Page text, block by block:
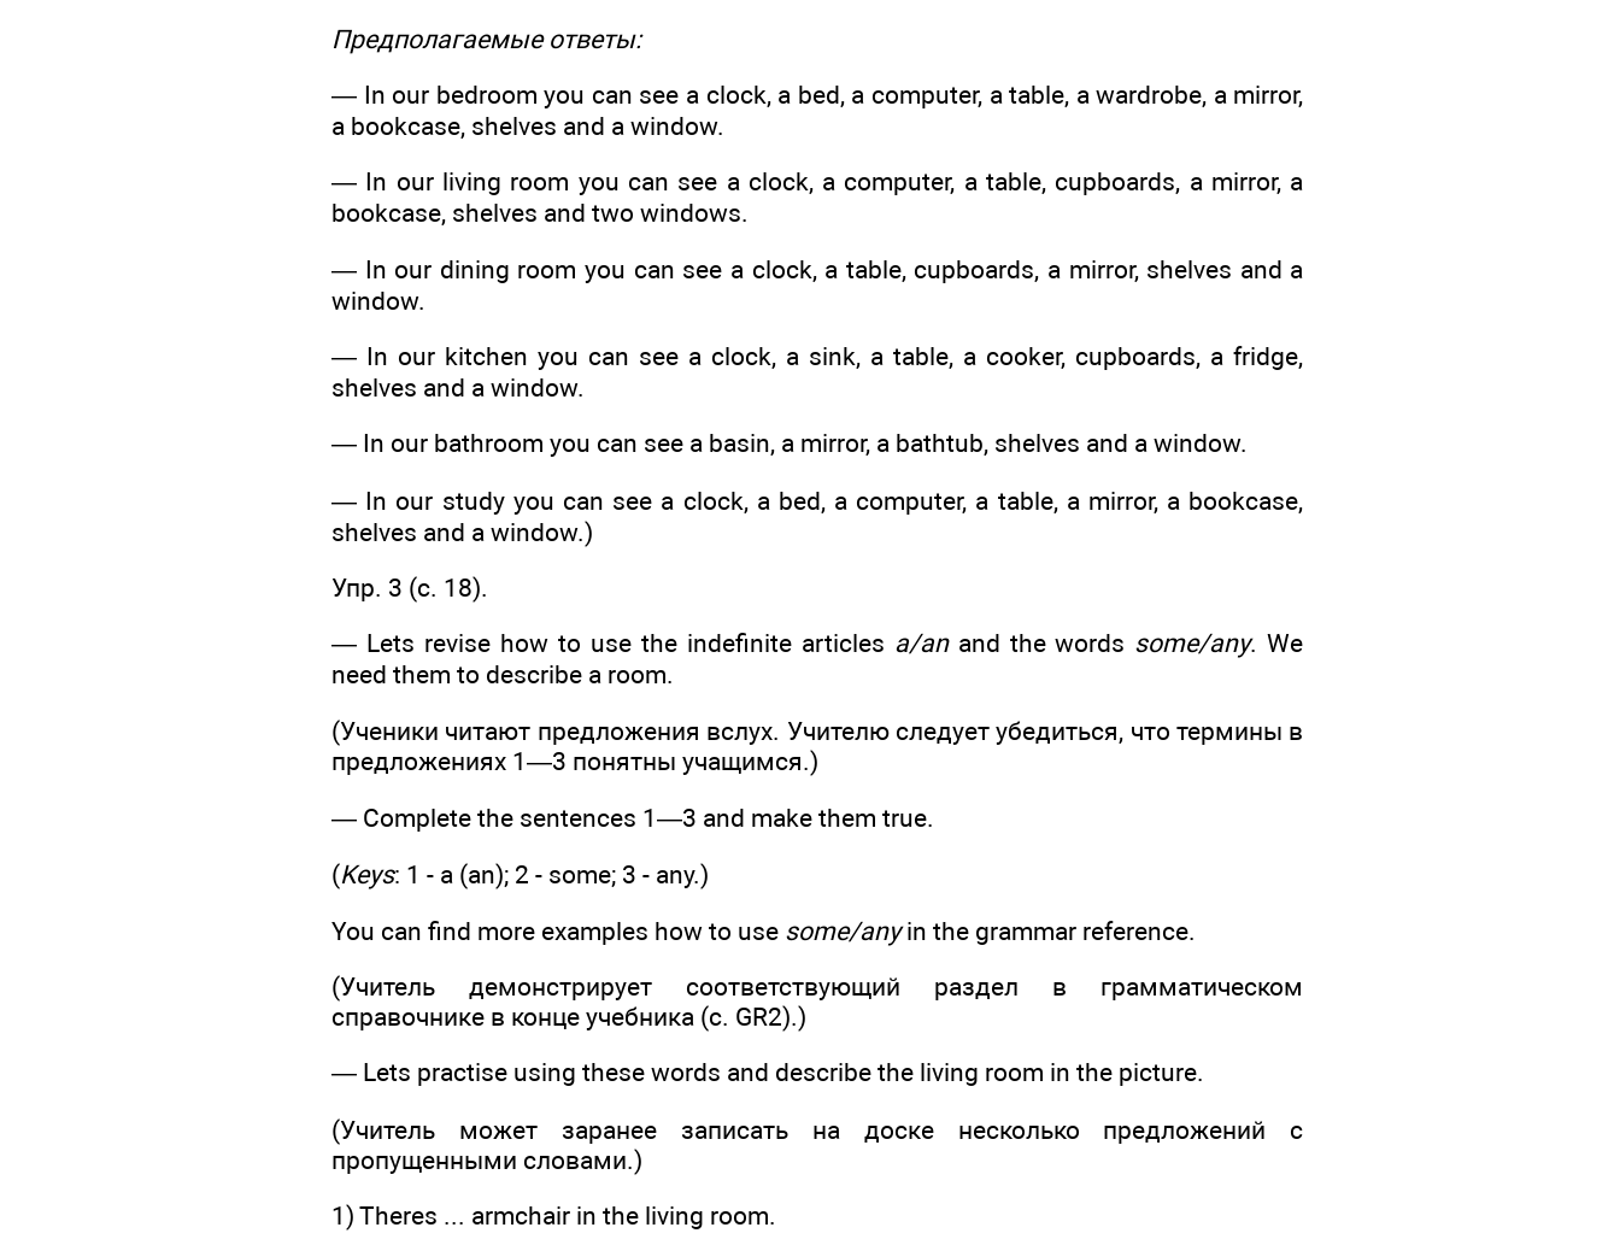
Предполагаемые ответы:
— In our bedroom you can see a clock, a bed, a computer, a table, a wardrobe, a mirror,
a bookcase, shelves and a window.
— In our living room you can see a clock, a computer, a table, cupboards, a mirror, a
bookcase, shelves and two windows.
— In our dining room you can see a clock, a table, cupboards, a mirror, shelves and a
window.
— In our kitchen you can see a clock, a sink, a table, a cooker, cupboards, a fridge,
shelves and a window.
— In our bathroom you can see a basin, a mirror, a bathtub, shelves and a window.
— In our study you can see a clock, a bed, a computer, a table, a mirror, a bookcase,
shelves and a window.)
Упр. 3 (c. 18).
— Lets revise how to use the indefinite articles a/anand the words some/any. We
need them to describe a room.
(Ученики читают предложения вслух. Учителю следует убедиться, что термины в
предложениях 1—3 понятны учащимся.)
— Complete the sentences 1—3 and make them true.
(Keys: 1 - a (an); 2 - some; 3 - any.)
You can find more examples how to use some/anyin the grammar reference.
(Учитель демонстрирует соответствующий раздел в грамматическом
справочнике в конце учебника (с. GR2).)
— Lets practise using these words and describe the living room in the picture.
(Учитель может заранее записать на доске несколько предложений с
пропущенными словами.)
1) Theres ... armchair in the living room.